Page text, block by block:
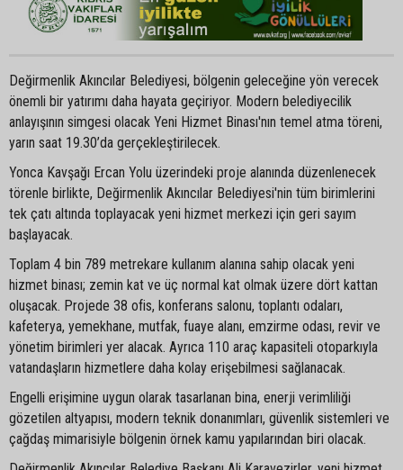
Değirmenlik Akıncılar Belediyesi, bölgenin geleceğine yön verecek
önemli bir yatırımı daha hayata geçiriyor. Modern belediyecilik
anlayışının simgesi olacak Yeni Hizmet Binası'nın temel atma töreni,
yarın saat 19.30’da gerçekleştirilecek.
Yonca Kavşağı Ercan Yolu üzerindeki proje alanında düzenlenecek
törenle birlikte, Değirmenlik Akıncılar Belediyesi'nin tüm birimlerini
tek çatı altında toplayacak yeni hizmet merkezi için geri sayım
başlayacak.
Toplam 4 bin 789 metrekare kullanım alanına sahip olacak yeni
hizmet binası; zemin kat ve üç normal kat olmak üzere dört kattan
oluşacak. Projede 38 ofis, konferans salonu, toplantı odaları,
kafeterya, yemekhane, mutfak, fuaye alanı, emzirme odası, revir ve
yönetim birimleri yer alacak. Ayrıca 110 araç kapasiteli otoparkıyla
vatandaşların hizmetlere daha kolay erişebilmesi sağlanacak.
Engelli erişimine uygun olarak tasarlanan bina, enerji verimliliği
gözetilen altyapısı, modern teknik donanımları, güvenlik sistemleri ve
çağdaş mimarisiyle bölgenin örnek kamu yapılarından biri olacak.